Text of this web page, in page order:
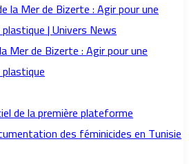
Mer de Bizerte : Agir pour une